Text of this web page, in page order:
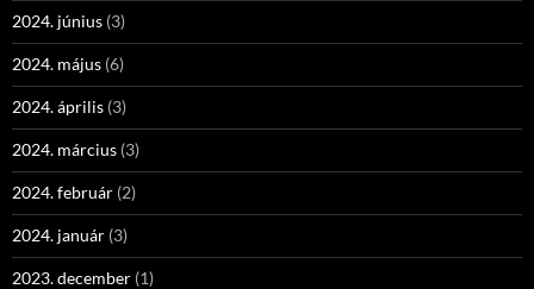
2024. június (3)
2024. május (6)
2024. április (3)
2024. március (3)
2024. február (2)
2024. január (3)
2023. december (1)